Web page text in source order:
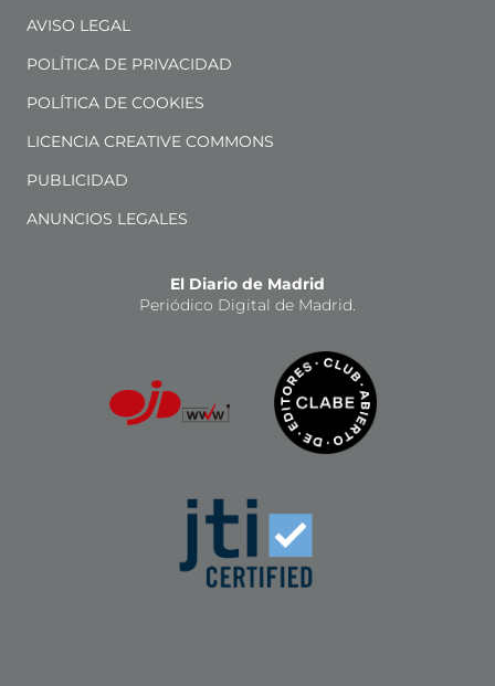
AVISO LEGAL
POLÍTICA DE PRIVACIDAD
POLÍTICA DE COOKIES
LICENCIA CREATIVE COMMONS
PUBLICIDAD
ANUNCIOS LEGALES
El Diario de Madrid
Periódico Digital de Madrid.